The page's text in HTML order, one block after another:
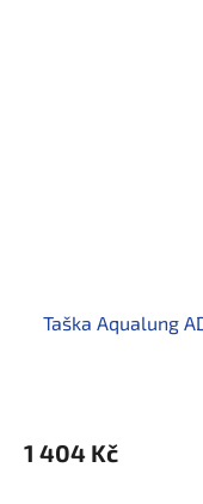
Taška Aqualung
1 404 Kč